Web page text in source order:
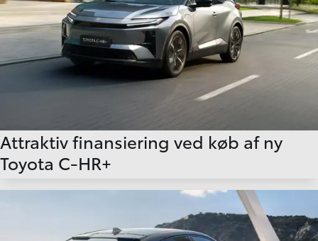
Attraktiv finansiering ved køb af ny
Toyota C-HR+